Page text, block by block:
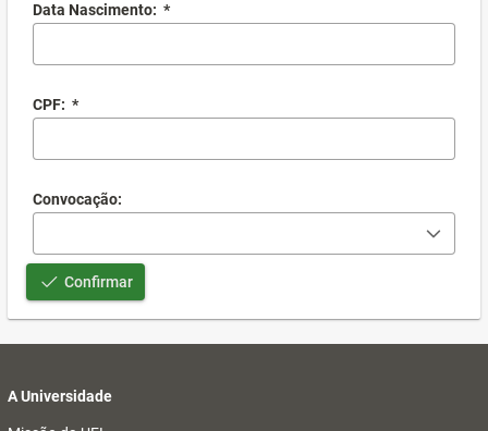
Data Nascimento: *
CPF: *
Convocação:
Confirmar
A Universidade